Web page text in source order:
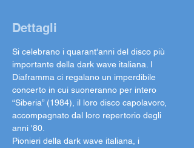
Dettagli
Si celebrano i quarant'anni del disco più
importante della dark wave italiana. I
Diaframma ci regalano un imperdibile
concerto in cui suoneranno per intero
“Siberia” (1984), il loro disco capolavoro,
accompagnato dal loro repertorio degli
anni '80.
Pionieri della dark wave italiana, i